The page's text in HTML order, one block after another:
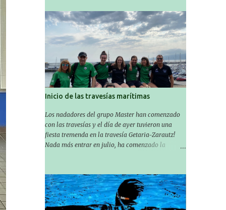
Inicio de las travesías marítimas
Los nadadores del grupo Master han comenzado
con las travesías y el día de ayer tuvieron una
fiesta tremenda en la travesía Getaria-Zarautz!
Nada más entrar en julio, ha comenzado la
Masters de nuestro equipo! En esta ocasión han
empezado a participar más tarde, pero ya han
estado en tres citas y están muy contentos,
esperando la fecha de su próxima cita. Para